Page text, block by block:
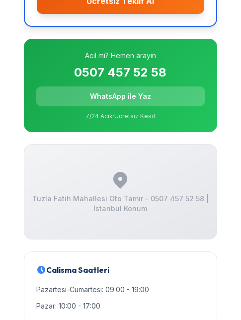
Acil mi? Hemen arayin
0507 457 52 58
WhatsApp ile Yaz
7/24 Acik·Ucretsiz Kesif
Tuzla Fatih Mahallesi Oto Tamir – 0507 457 52 58 |
İstanbul Konum
Calisma Saatleri
Pazartesi-Cumartesi: 09:00 - 19:00
Pazar: 10:00 - 17:00